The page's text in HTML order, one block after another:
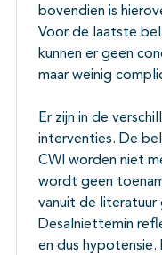
bovendien is
Voor de laatste
kunnen er geen
maar weinig
Er zijn in de
interventies. De
CWI worden niet
wordt geen
vanuit de literatuur
Desalniettemin
en dus